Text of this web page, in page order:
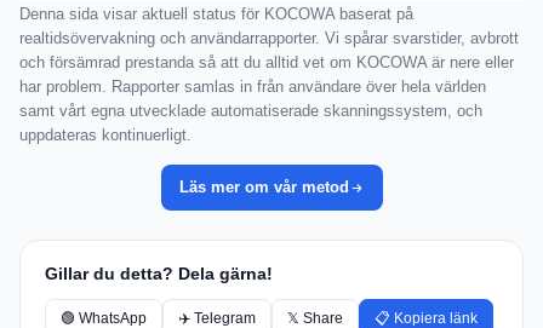
Denna sida visar aktuell status för KOCOWA baserat på
realtidsövervakning och användarrapporter. Vi spårar svarstider, avbrott
och försämrad prestanda så att du alltid vet om KOCOWA är nere eller
har problem. Rapporter samlas in från användare över hela världen
samt vårt egna utvecklade automatiserade skanningssystem, och
uppdateras kontinuerligt.
Läs mer om vår metod
Gillar du detta? Dela gärna!
🟢 WhatsApp ✈️ Telegram 𝕏 Share 📋 Kopiera länk